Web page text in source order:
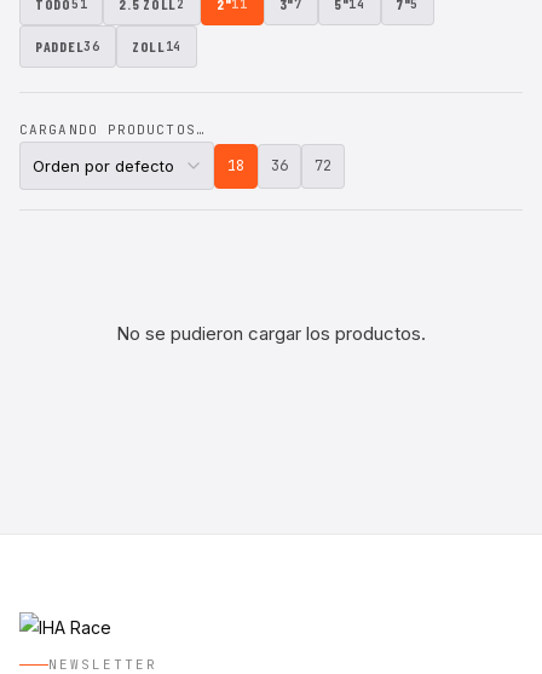
TODO51 2.5 ZOLL 2 2"11 3"7 5"14 7"5
PADDEL36 ZOLL 14
CARGANDO PRODUCTOS…
18 36 72
No se pudieron cargar los productos.
NEWSLETTER